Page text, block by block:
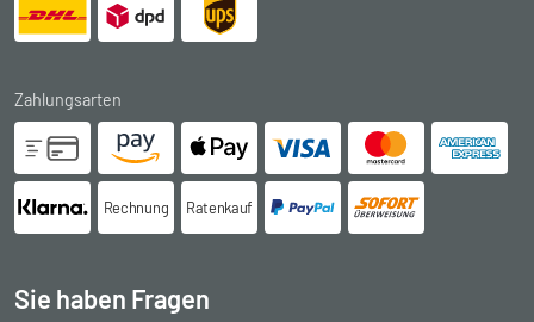
Zahlungsarten
Rechnung Ratenkauf
Sie haben Fragen